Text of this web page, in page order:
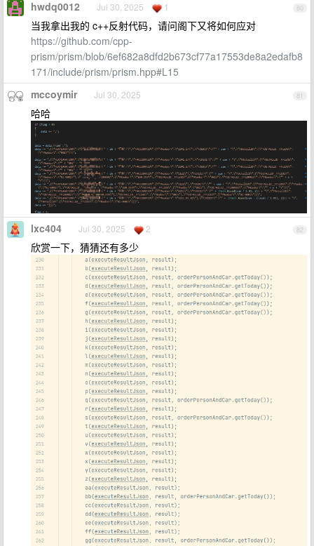
80
hwdq0012 Jul 30, 2025 1
当我拿出我的 c++反射代码，请问阁下又将如何应对
https://github.com/cpp-
prism/prism/blob/6ef682a8dfd2b673cf77a17553de8a2edafb8
171/include/prism/prism.hpp#L15
81
mccoymir Jul 30, 2025
哈哈
82
lxc404 Jul 30, 2025 2
欣赏一下，猜猜还有多少